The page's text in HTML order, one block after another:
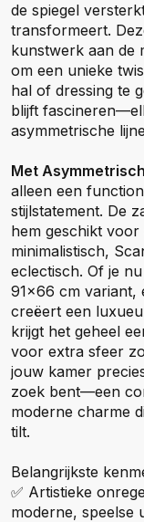
de spiegel
transformeert.
kunstwerk aan de
om een unieke
hal of dressing te
blijft
asymmetrische
Met
alleen een
stijlstatement. De
hem geschikt
minimalistisch,
eclectisch. Of je
91x66 cm variant,
creëert een
krijgt het geheel
voor extra sfeer
jouw kamer
zoek bent—een
moderne charme
tilt.
Belangrijkste
✅ Artistieke
moderne, speelse